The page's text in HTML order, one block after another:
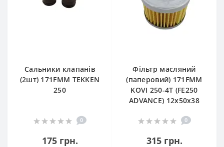
Сальники клапанів
(2шт) 171FMM TEKKEN
250
0
175 грн.
Фільтр масляний
(паперовий) 171FMM
KOVI 250-4T (FE250
ADVANCE) 12х50х38
0
315 грн.